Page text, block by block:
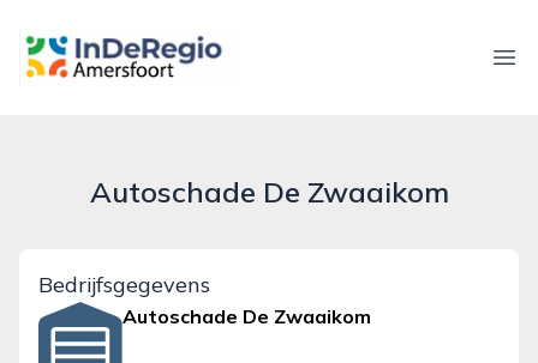
inderegioamersfoort.nl
Autoschade De Zwaaikom
Bedrijfsgegevens
Autoschade De Zwaaikom